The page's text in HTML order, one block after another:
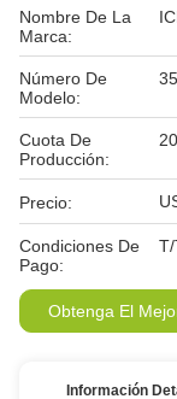
Nombre De La
Marca:
Número De
Modelo:
Cuota De
Producción:
Precio:
Condiciones De
Pago:
Obtenga El
Información